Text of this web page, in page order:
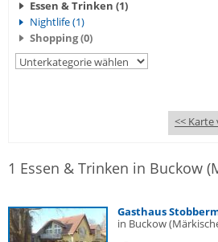
Essen & Trinken (1)
Nightlife (1)
Shopping (0)
<<
Gasthaus
in Buckow